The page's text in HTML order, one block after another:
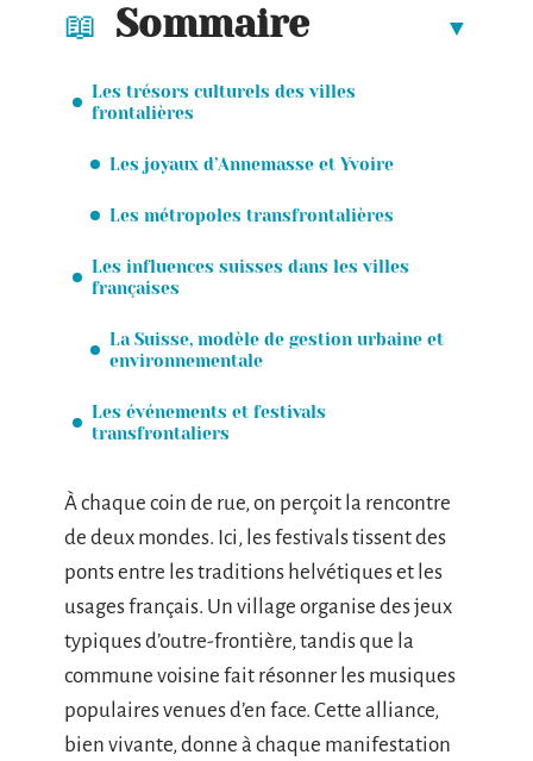
Sommaire
Les trésors culturels des villes
frontalières
Les joyaux d’Annemasse et Yvoire
Les métropoles transfrontalières
Les influences suisses dans les villes
françaises
La Suisse, modèle de gestion urbaine et
environnementale
Les événements et festivals
transfrontaliers
À chaque coin de rue, on perçoit la rencontre
de deux mondes. Ici, les festivals tissent des
ponts entre les traditions helvétiques et les
usages français. Un village organise des jeux
typiques d’outre-frontière, tandis que la
commune voisine fait résonner les musiques
populaires venues d’en face. Cette alliance,
bien vivante, donne à chaque manifestation